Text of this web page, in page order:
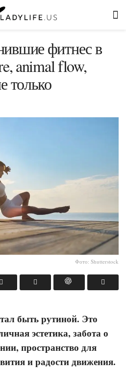
фитнес в
animal flow,
только
Фото: Shutterstock
быть рутиной. Это
эстетика, забота о
пространство для
и радости движения.